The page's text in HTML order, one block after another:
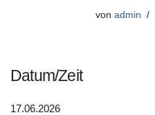
von admin
Datum/Zeit
17.06.2026